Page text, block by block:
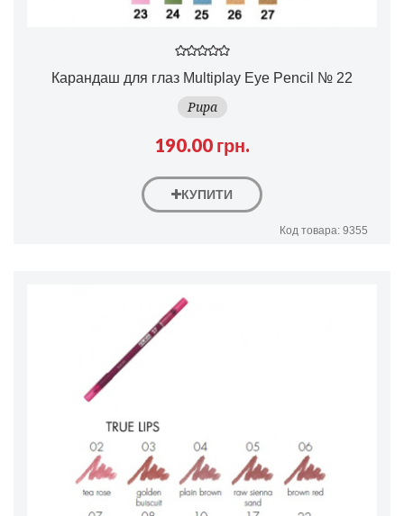
Карандаш для глаз Multiplay Eye Pencil № 22
Pupa
190.00 грн.
КУПИТИ
Код товара: 9355